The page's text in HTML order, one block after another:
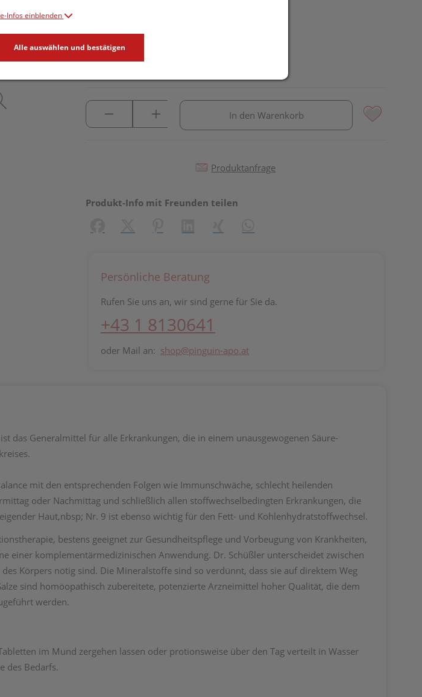
lieferbar
In den Warenkorb
Produktanfrage
Produkt-Info mit Freunden teilen
Persönliche Beratung
Rufen Sie uns an, wir sind gerne für Sie da.
+43 1 8130641
oder Mail an: shop@pinguin-apo.at
das Generalmittel für alle Erkrankungen, die in einem unausgewogenen Säure-
mit den entsprechenden Folgen wie Immunschwäche, schlecht heilenden
oder Nachmittag und schließlich allen stoffwechselbedingten Erkrankungen, die
Haut,nbsp; Nr. 9 ist ebenso wichtig für den Fett- und Kohlenhydratstoffwechsel.
bestens geeignet zur Gesundheitspflege und Vorbeugung von Krankheiten,
einer komplementärmedizinischen Anwendung. Dr. Schüßler unterscheidet zwischen
Körpers nötig sind. Die Mineralstoffe sind so verdünnt, dass sie auf direktem Weg
sind homöopathisch zubereitete, potenzierte Arzneimittel hoher Qualität, die dem
werden.
im Mund zergehen lassen oder protionsweise über den Tag verteilt in Wasser
des Bedarfs.
Infos einblenden
Alle auswählen und bestätigen